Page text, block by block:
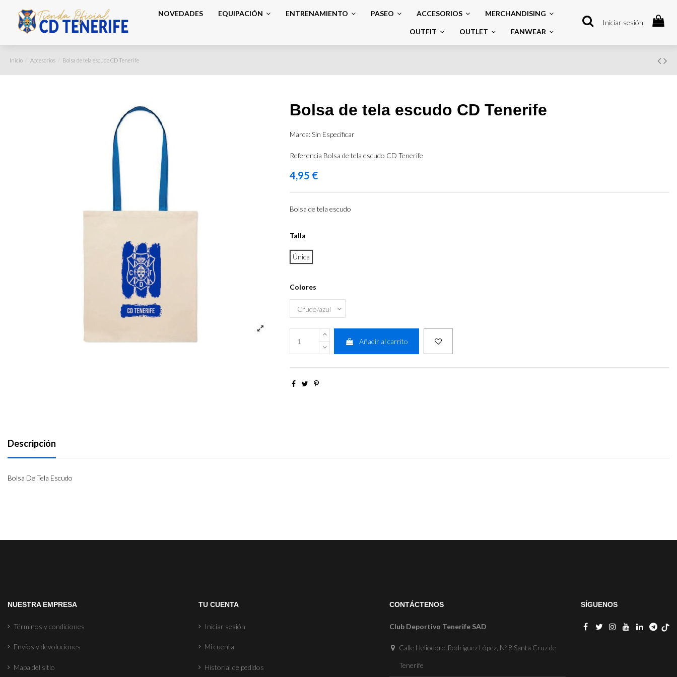
NOVEDADES EQUIPACIÓN ENTRENAMIENTO PASEO ACCESORIOS MERCHANDISING
OUTFIT OUTLET FANWEAR
Iniciar sesión
Inicio Accesorios Bolsa de tela escudo CD Tenerife
Bolsa de tela escudo CD Tenerife
Marca:Sin Especificar
Referencia Bolsa de tela escudo CD Tenerife
4,95 €
Bolsa de tela escudo
Talla
Única
Colores
Añadir al carrito
Descripción
Bolsa De Tela Escudo
NUESTRA EMPRESA
Términos y condiciones
Envíos y devoluciones
Mapa del sitio
TU CUENTA
Iniciar sesión
Mi cuenta
Historial de pedidos
CONTÁCTENOS
Club Deportivo Tenerife SAD
Calle Heliodoro Rodríguez López, Nº 8 Santa Cruz de
Tenerife
SÍGUENOS